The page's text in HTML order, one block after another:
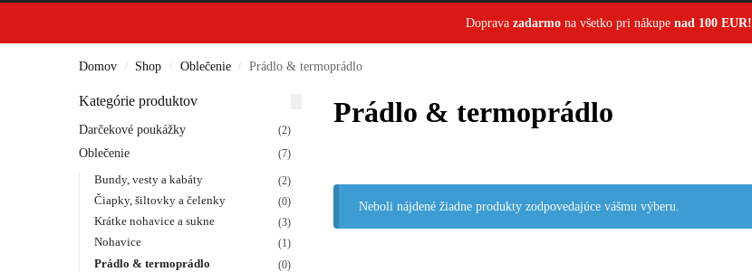
Doprava zadarmo na všetko pri nákupe nad 100 EUR!
Domov / Shop / Oblečenie / Prádlo & termoprádlo
Prádlo & termoprádlo
Neboli nájdené žiadne produkty zodpovedajúce vášmu výberu.
Kategórie produktov
Darčekové poukážky (2)
Oblečenie (7)
Bundy, vesty a kabáty (2)
Čiapky, šiltovky a čelenky (0)
Krátke nohavice a sukne (3)
Nohavice (1)
Prádlo & termoprádlo (0)